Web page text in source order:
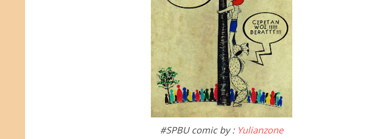
#SPBU comic by : Yulianzone